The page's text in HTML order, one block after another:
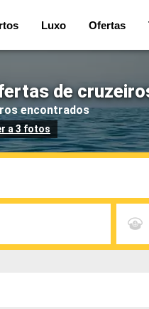
Luxo Ofertas
de
encontrados
a 3 fotos